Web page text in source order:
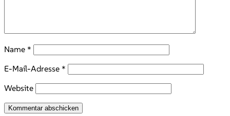
Name *
E-Mail-Adresse *
Website